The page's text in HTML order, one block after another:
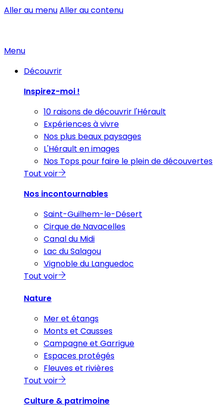
Aller au menuAller au contenu
Menu
Découvrir
Inspirez-moi !
10 raisons de découvrir l'Hérault
Expériences à vivre
Nos plus beaux paysages
L'Hérault en images
Nos Tops pour faire le plein de découvertes
Tout voir
Nos incontournables
Saint-Guilhem-le-Désert
Cirque de Navacelles
Canal du Midi
Lac du Salagou
Vignoble du Languedoc
Tout voir
Nature
Mer et étangs
Monts et Causses
Campagne et Garrigue
Espaces protégés
Fleuves et rivières
Tout voir
Culture & patrimoine